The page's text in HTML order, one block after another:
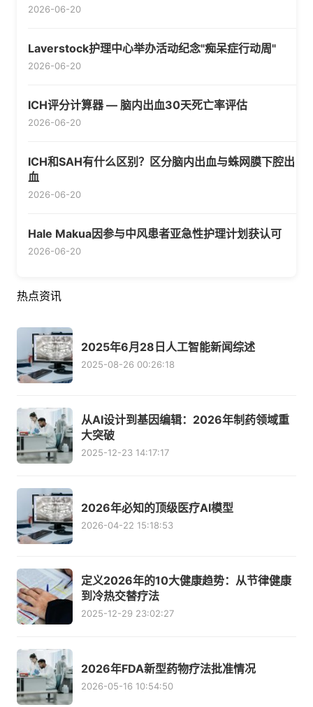
2026-06-20
Laverstock护理中心举办活动纪念"痴呆症行动周"
2026-06-20
ICH评分计算器 — 脑内出血30天死亡率评估
2026-06-20
ICH和SAH有什么区别？区分脑内出血与蛛网膜下腔出
血
2026-06-20
Hale Makua因参与中风患者亚急性护理计划获认可
2026-06-20
热点资讯
2025年6月28日人工智能新闻综述
2025-08-26 00:26:18
从AI设计到基因编辑：2026年制药领域重
大突破
2025-12-23 14:17:17
2026年必知的顶级医疗AI模型
2026-04-22 15:18:53
定义2026年的10大健康趋势：从节律健康
到冷热交替疗法
2025-12-29 23:02:27
2026年FDA新型药物疗法批准情况
2026-05-16 10:54:50